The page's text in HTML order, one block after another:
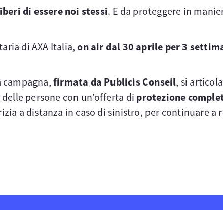
di essere noi stessi. E da proteggere in
di AXA Italia,on air dal 30 aprile per 3
campagna,firmata da Publicis Conseil, si
persone con un’offerta di protezione
a distanza in caso di sinistro, per continuare